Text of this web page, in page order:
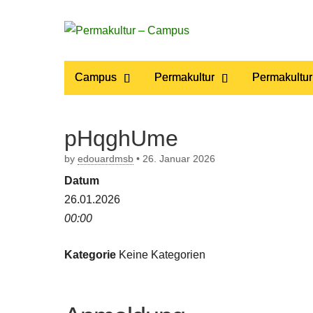
Permakultur
– Campus
Main
menu
Campus Permakultur
pHqghUme
by edouardmsb • 26. Januar 2026
Datum
26.01.2026
00:00
Kategorie Keine Kategorien